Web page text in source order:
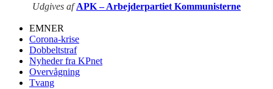
Udgives afAPK – Arbejderpartiet Kommunisterne
EMNER
Corona-krise
Dobbeltstraf
Nyheder fra KPnet
Overvågning
Tvang